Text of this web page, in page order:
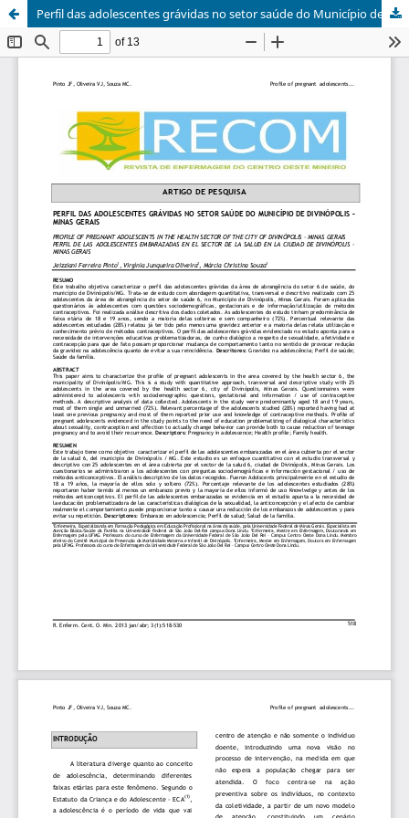
Perfil das adolescentes grávidas no setor saúde do Município de Divinópolis